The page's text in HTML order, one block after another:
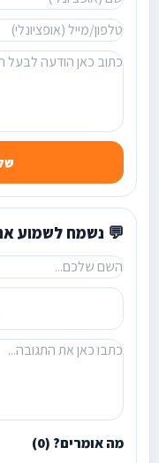
💬 נשמח לשמוע
מה אומרים? (0)